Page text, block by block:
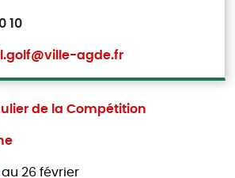
10
agde.fr
de la Compétition
au 26 février